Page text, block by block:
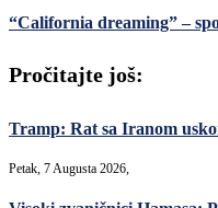
“California dreaming” –
Pročitajte još:
Tramp: Rat sa Iranom
Petak, 7 Augusta 2026,